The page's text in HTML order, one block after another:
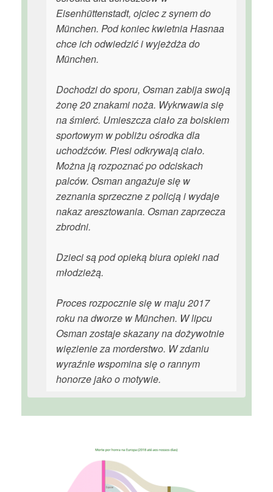
Eisenhüttenstadt, ojciec z synem do
München. Pod koniec kwietnia Hasnaa
chce ich odwiedzić i wyjeżdża do
München.
Dochodzi do sporu, Osman zabija swoją
żonę 20 znakami noża. Wykrwawia się
na śmierć. Umieszcza ciało za boiskiem
sportowym w pobliżu ośrodka dla
uchodźców. Piesi odkrywają ciało.
Można ją rozpoznać po odciskach
palców. Osman angażuje się w
zeznania sprzeczne z policją i wydaje
nakaz aresztowania. Osman zaprzecza
zbrodni.
Dzieci są pod opieką biura opieki nad
młodzieżą.
Proces rozpocznie się w maju 2017
roku na dworze w München. W lipcu
Osman zostaje skazany na dożywotnie
więzienie za morderstwo. W zdaniu
wyraźnie wspomina się o rannym
honorze jako o motywie.